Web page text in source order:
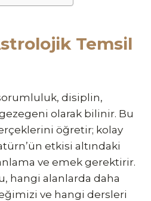
Temsil
disiplin,
gezegeni olarak bilinir. Bu
öğretir; kolay
etkisi altındaki
ve emek gerektirir.
hangi alanlarda daha
ve hangi dersleri